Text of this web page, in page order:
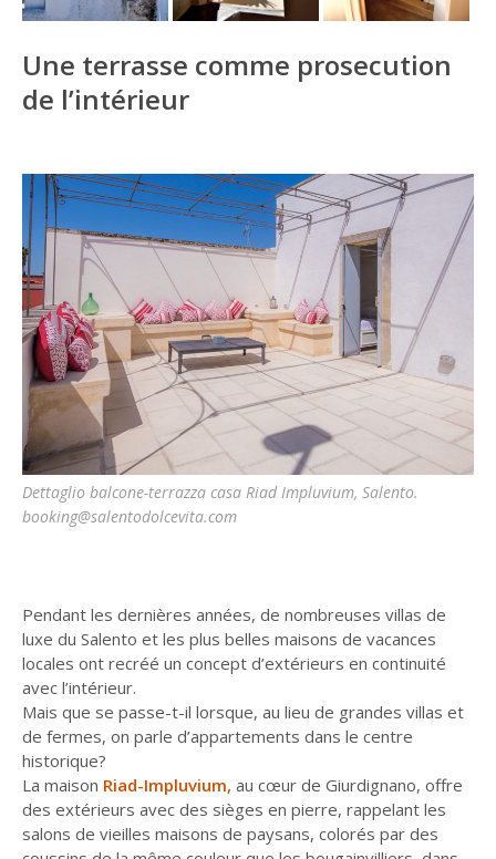
Une terrasse comme prosecution
de l’intérieur
Dettaglio balcone-terrazza casa Riad Impluvium, Salento.
booking@salentodolcevita.com
Pendant les dernières années, de nombreuses villas de
luxe du Salento et les plus belles maisons de vacances
locales ont recréé un concept d’extérieurs en continuité
avec l’intérieur.
Mais que se passe-t-il lorsque, au lieu de grandes villas et
de fermes, on parle d’appartements dans le centre
historique?
La maison Riad-Impluvium, au cœur de Giurdignano, offre
des extérieurs avec des sièges en pierre, rappelant les
salons de vieilles maisons de paysans, colorés par des